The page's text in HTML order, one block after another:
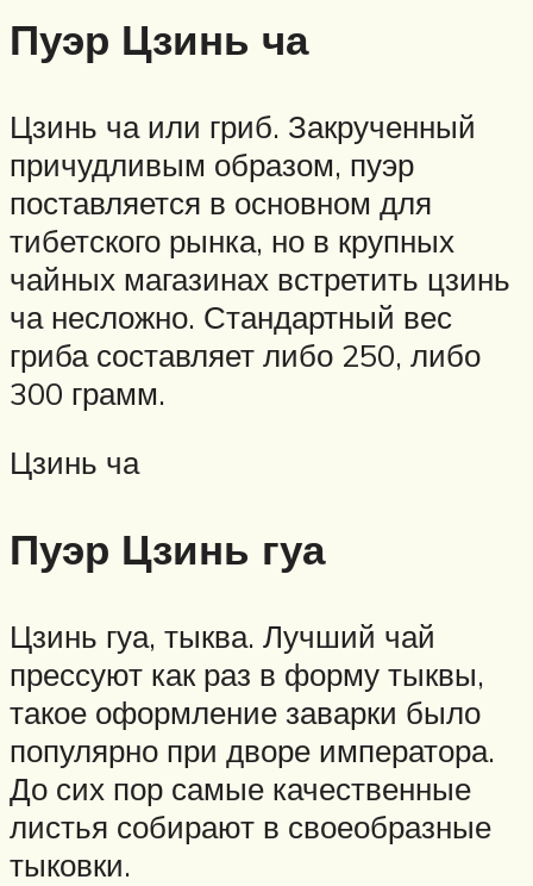
Пуэр Цзинь ча
Цзинь ча или гриб. Закрученный
причудливым образом, пуэр
поставляется в основном для
тибетского рынка, но в крупных
чайных магазинах встретить цзинь
ча несложно. Стандартный вес
гриба составляет либо 250, либо
300 грамм.
Цзинь ча
Пуэр Цзинь гуа
Цзинь гуа, тыква. Лучший чай
прессуют как раз в форму тыквы,
такое оформление заварки было
популярно при дворе императора.
До сих пор самые качественные
листья собирают в своеобразные
тыковки.